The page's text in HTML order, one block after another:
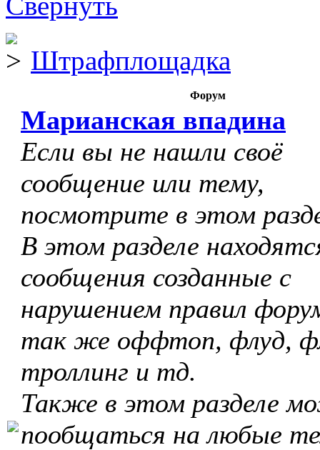
Штрафплощадка
Форум
Марианская впадина
Если вы не нашли своё
сообщение или тему,
посмотрите в этом
В этом разделе
сообщения созданные с
нарушением правил
так же оффтоп, флуд,
троллинг и тд.
Также в этом разделе
пообщаться на любые